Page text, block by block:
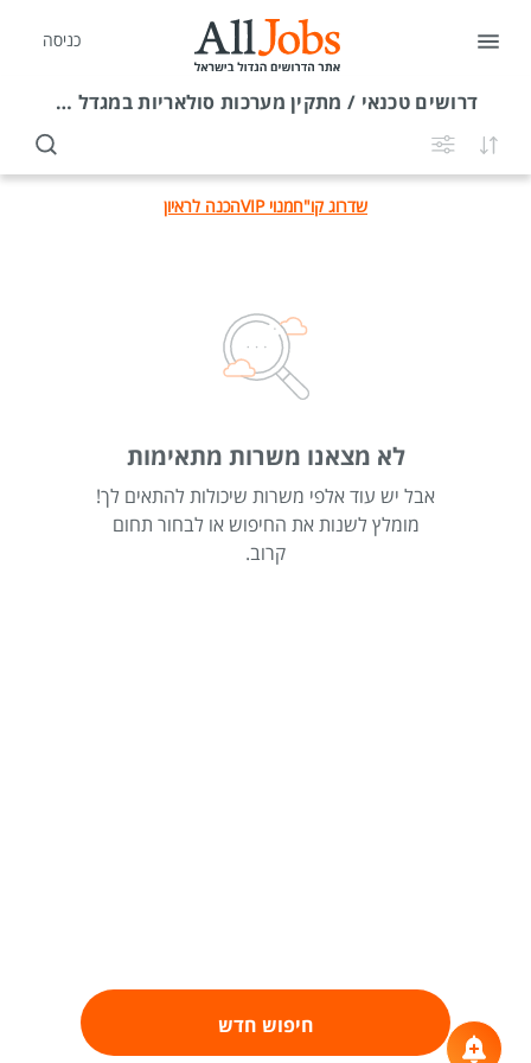
כניסה
דרושים טכנאי / מתקין מערכות סולאריות במגדל העמק
שדרוג קו"חמנוי VIP הכנה לראיון
לא מצאנו משרות מתאימות
אבל יש עוד אלפי משרות שיכולות להתאים לך!
מומלץ לשנות את החיפוש או לבחור תחום
קרוב.
חיפוש חדש